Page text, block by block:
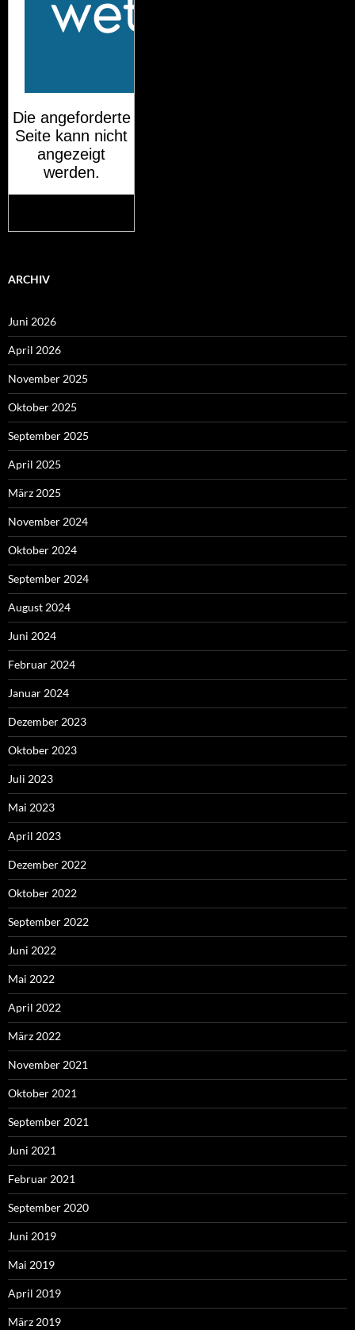
ARCHIV
Juni 2026
April 2026
November 2025
Oktober 2025
September 2025
April 2025
März 2025
November 2024
Oktober 2024
September 2024
August 2024
Juni 2024
Februar 2024
Januar 2024
Dezember 2023
Oktober 2023
Juli 2023
Mai 2023
April 2023
Dezember 2022
Oktober 2022
September 2022
Juni 2022
Mai 2022
April 2022
März 2022
November 2021
Oktober 2021
September 2021
Juni 2021
Februar 2021
September 2020
Juni 2019
Mai 2019
April 2019
März 2019